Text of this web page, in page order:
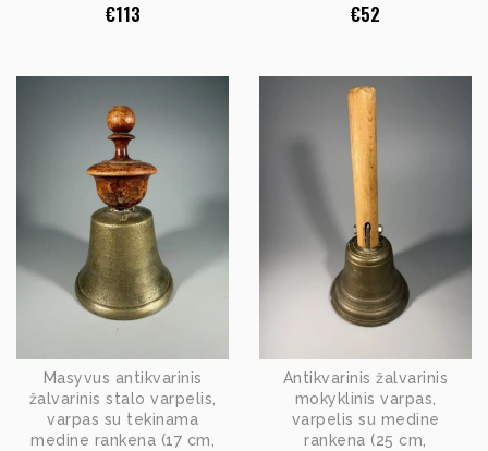
€113 €52
Masyvus antikvarinis
žalvarinis stalo varpelis,
varpas su tekinama
medine rankena (17 cm,
Antikvarinis žalvarinis
mokyklinis varpas,
varpelis su medine
rankena (25 cm,